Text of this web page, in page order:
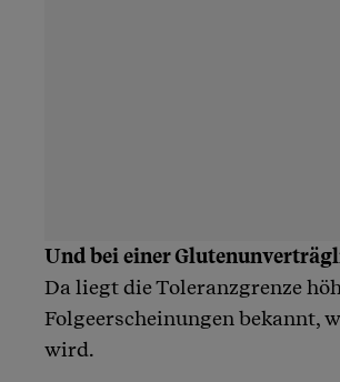
Und bei einer
Da liegt die Toleranzgrenze
Folgeerscheinungen bekannt,
wird.